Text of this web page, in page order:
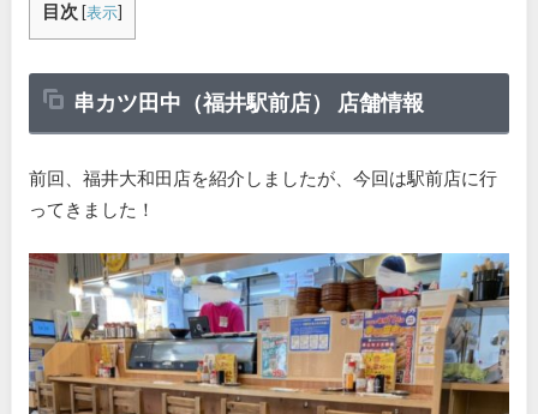
目次 [表示]
串カツ田中（福井駅前店） 店舗情報
前回、福井大和田店を紹介しましたが、今回は駅前店に行
ってきました！